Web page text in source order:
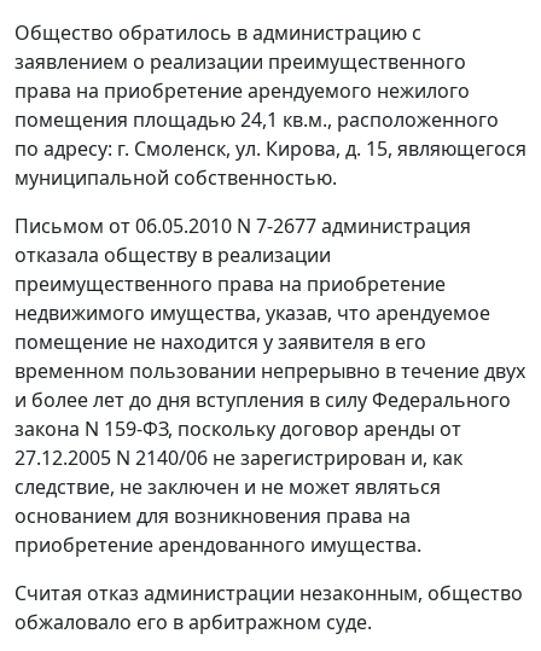
Общество обратилось в администрацию с
заявлением о реализации преимущественного
права на приобретение арендуемого нежилого
помещения площадью 24,1 кв.м., расположенного
по адресу: г. Смоленск, ул. Кирова, д. 15, являющегося
муниципальной собственностью.
Письмом от 06.05.2010 N 7-2677 администрация
отказала обществу в реализации
преимущественного права на приобретение
недвижимого имущества, указав, что арендуемое
помещение не находится у заявителя в его
временном пользовании непрерывно в течение двух
и более лет до дня вступления в силуФедерального
закона N 159-ФЗ, поскольку договор аренды от
27.12.2005 N 2140/06 не зарегистрирован и, как
следствие, не заключен и не может являться
основанием для возникновения права на
приобретение арендованного имущества.
Считая отказ администрации незаконным, общество
обжаловало его в арбитражном суде.